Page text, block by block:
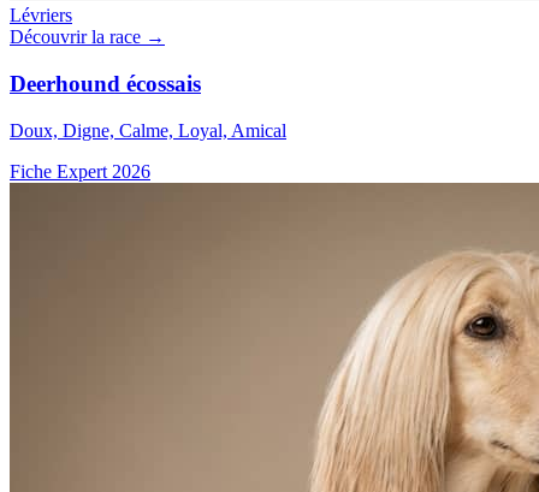
Lévriers
Découvrir la race →
Deerhound écossais
Doux, Digne, Calme, Loyal, Amical
Fiche Expert 2026